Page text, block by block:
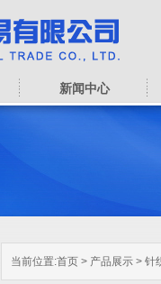
新闻中心
当前位置:首页 > 产品展示 > 针